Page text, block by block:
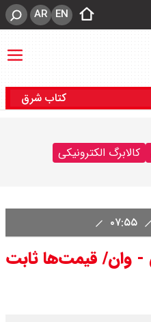
EN
AR
کتاب شرق
کالابرگ الکترونیکی
- وان/ قیمت‌ها ثابت